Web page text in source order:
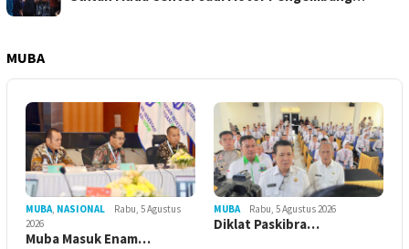
MUBA
MUBA, NASIONAL
Rabu, 5 Agustus
2026
Muba Masuk Enam…
MUBA Rabu, 5 Agustus 2026
Diklat Paskibra…